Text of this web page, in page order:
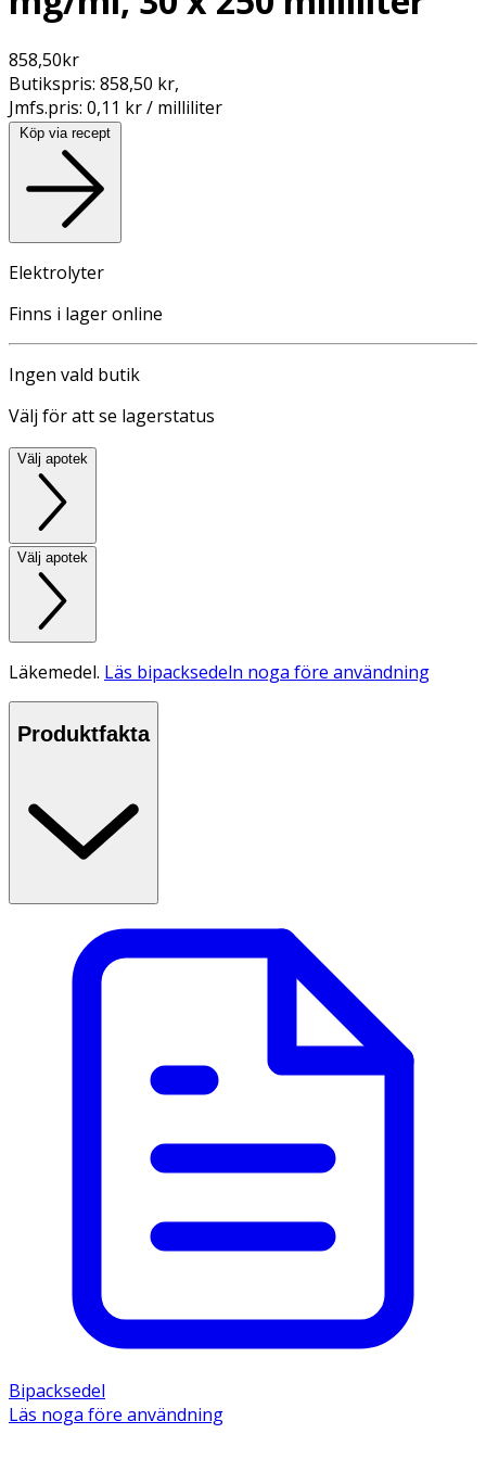
858,50kr
Butikspris: 858,50 kr,
Jmfs.pris: 0,11 kr / milliliter
Köp via recept
Elektrolyter
Finns i lager online
Ingen vald butik
Välj för att se lagerstatus
Välj apotek
Välj apotek
Läkemedel. Läs bipacksedeln noga före användning
Produktfakta
Bipacksedel
Läs noga före användning